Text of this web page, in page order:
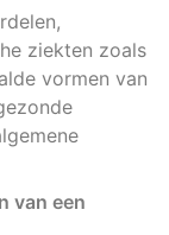
ziekten zoals
vormen van
van een